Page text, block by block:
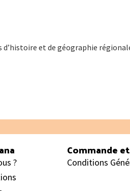
d’histoire et de géographie
?
Commande
Conditions